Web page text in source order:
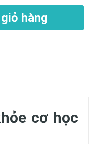
hàng
cơ học